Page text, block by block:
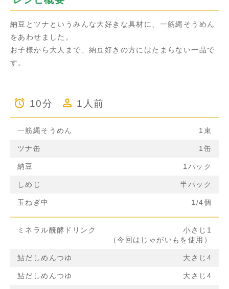
納豆とツナというみんな大好きな具材に、一筋縄そうめん
をあわせました。
お子様から大人まで、納豆好きの方にはたまらない一品で
す。
10分 1人前
一筋縄そうめん 1束
ツナ缶 1缶
納豆 1パック
しめじ 半パック
玉ねぎ中 1/4個
ミネラル醗酵ドリンク
小さじ1
（今回はじゃがいもを使用）
鮎だしめんつゆ 大さじ4
鮎だしめんつゆ 大さじ4